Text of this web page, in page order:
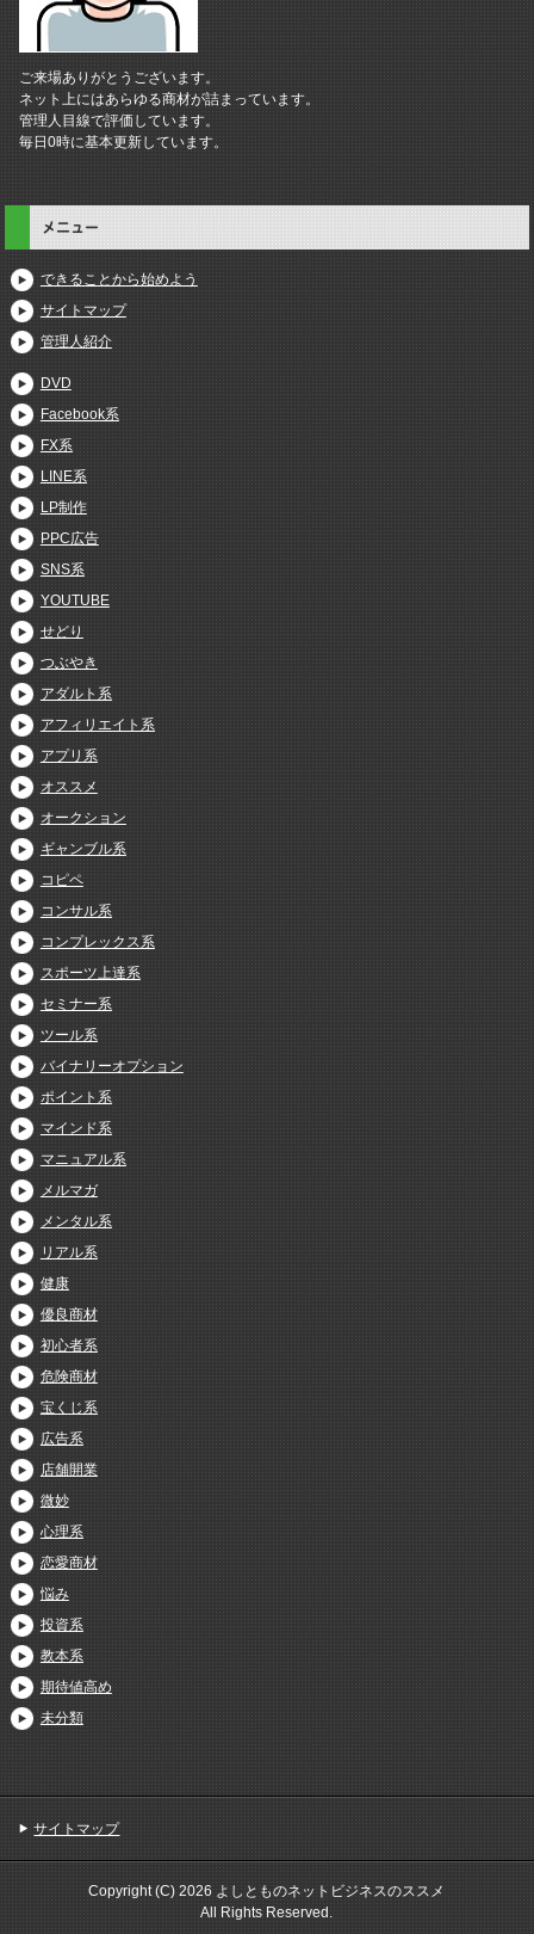
ご来場ありがとうございます。
ネット上にはあらゆる商材が詰まっています。
管理人目線で評価しています。
毎日0時に基本更新しています。
メニュー
できることから始めよう
サイトマップ
管理人紹介
DVD
Facebook系
FX系
LINE系
LP制作
PPC広告
SNS系
YOUTUBE
せどり
つぶやき
アダルト系
アフィリエイト系
アプリ系
オススメ
オークション
ギャンブル系
コピペ
コンサル系
コンプレックス系
スポーツ上達系
セミナー系
ツール系
バイナリーオプション
ポイント系
マインド系
マニュアル系
メルマガ
メンタル系
リアル系
健康
優良商材
初心者系
危険商材
宝くじ系
広告系
店舗開業
微妙
心理系
恋愛商材
悩み
投資系
教本系
期待値高め
未分類
サイトマップ
Copyright (C) 2026 よしとものネットビジネスのススメ
All Rights Reserved.